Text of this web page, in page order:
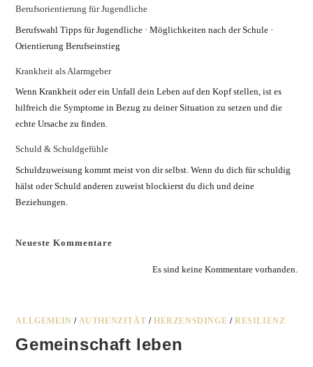
Berufsorientierung für Jugendliche
Berufswahl Tipps für Jugendliche · Möglichkeiten nach der Schule ·
Orientierung Berufseinstieg
Krankheit als Alarmgeber
Wenn Krankheit oder ein Unfall dein Leben auf den Kopf stellen, ist es
hilfreich die Symptome in Bezug zu deiner Situation zu setzen und die
echte Ursache zu finden.
Schuld & Schuldgefühle
Schuldzuweisung kommt meist von dir selbst. Wenn du dich für schuldig
hälst oder Schuld anderen zuweist blockierst du dich und deine
Beziehungen.
Neueste Kommentare
Es sind keine Kommentare vorhanden.
ALLGEMEIN / AUTHENZITÄT /HERZENSDINGE /RESILIENZ
Gemeinschaft leben